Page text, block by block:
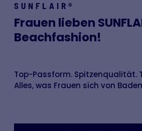
SUNFLAIR®
Frauen lieben
Beachfashion!
Top-Passform. Spitzenqualität.
Alles, was Frauen sich von